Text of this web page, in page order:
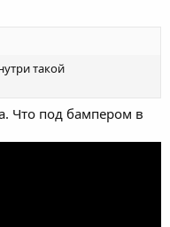
такой
Что под бампером в